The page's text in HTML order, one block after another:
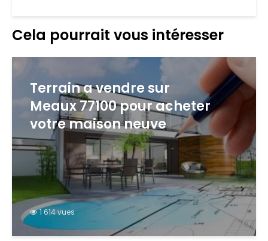
Cela pourrait vous intéresser
Terrain a vendre sur
Meaux 77100 pour acheter
votre maison neuve
1 614 vues